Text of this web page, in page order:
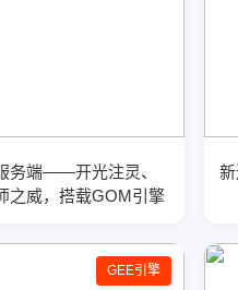
务端——开光注灵、
之威，搭载GOM引擎
GEE引擎